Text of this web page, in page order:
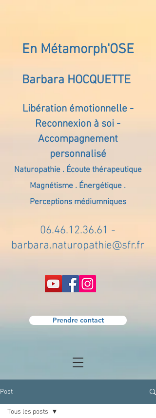
En Métamorph'OSE
Barbara HOCQUETTE
Libération émotionnelle -
Reconnexion à soi -
Accompagnement
personnalisé
Naturopathie . Écoute thérapeutique
Magnétisme . Énergétique .
Perceptions médiumniques
06.46.12.36.61 -
barbara.naturopathie@sfr.fr
Prendre contact
Post
Tous les posts